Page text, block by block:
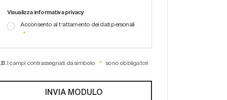
Visualizza informativa privacy
Acconsento al trattamento dei dati personali
I campi contrassegnati da simbolo sono obbligatori